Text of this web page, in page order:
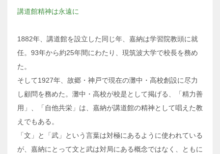
講道館精神は永遠に
1882年、講道館を設立した同じ年、嘉納は学習院教頭に就
任。93年から約25年間にわたり、現筑波大学で校長を務め
た。
そして1927年、故郷・神戸で現在の灘中・高校創設に尽力
し顧問を務めた。灘中・高校が校是として掲げる、「精力善
用」、「自他共栄」は、嘉納が講道館の精神として唱えた教
えでもある。
「文」と「武」という言葉は対極にあるように使われている
が、嘉納にとって文と武は対局にある概念ではなく、ともに